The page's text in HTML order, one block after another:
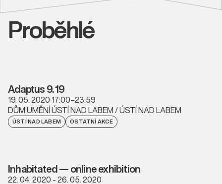
Proběhlé
Adaptus 9. 19
19. 05. 2020 17:00–23:59
DŮM UMĚNÍ ÚSTÍ NAD LABEM / ÚSTÍ NAD LABEM
ÚSTÍ NAD LABEM OSTATNÍ AKCE
Inhabitated — online exhibition
22. 04. 2020 - 26. 05. 2020